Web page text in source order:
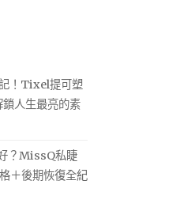
！Tixel提可塑
人生最亮的素
？MissQ私睫
＋後期恢復全紀